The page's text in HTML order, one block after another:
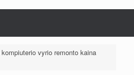
vyrio remonto kaina